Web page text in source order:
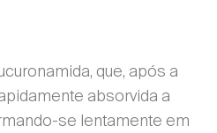
que, após a
absorvida a
se lentamente em